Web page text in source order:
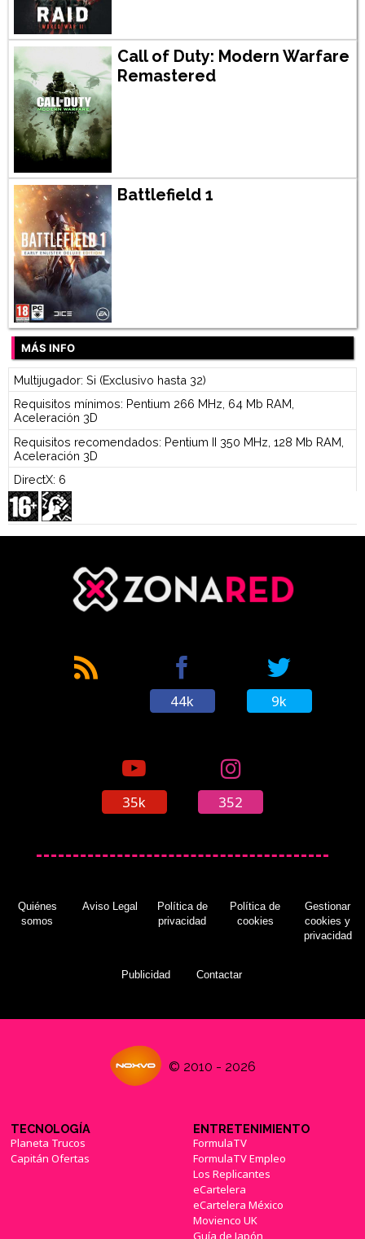
Call of Duty: Modern Warfare
Remastered
Battlefield 1
MÁS INFO
Multijugador: Si (Exclusivo hasta 32)
Requisitos mínimos: Pentium 266 MHz, 64 Mb RAM,
Aceleración 3D
Requisitos recomendados: Pentium II 350 MHz, 128 Mb RAM,
Aceleración 3D
DirectX: 6
44k 9k
35k 352
Quiénes
somos
Aviso Legal
Política de
privacidad
Política de
cookies
Gestionar
cookies y
privacidad
Publicidad Contactar
© 2010 - 2026
TECNOLOGÍA
Planeta Trucos
Capitán Ofertas
ENTRETENIMIENTO
FormulaTV
FormulaTV Empleo
Los Replicantes
eCartelera
eCartelera México
Movienco UK
Guía de Japón